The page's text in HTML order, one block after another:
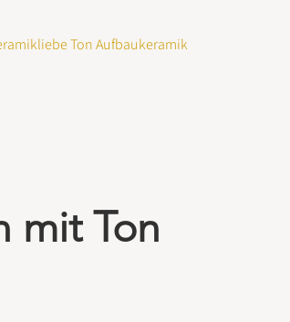
Ton Aufbaukeramik
mit Ton